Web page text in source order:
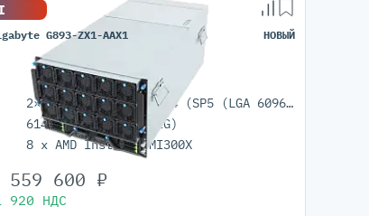
Серверы С GPU
С GPU NVIDIA
С GPU AMD
С GPU Huawei Ascend
С 2 GPU
С 4 GPU
С 8 GPU
G893-ZX1-AAX1 НОВЫЙ
2× AMD EPYC 9005/9004 (SP5 (LGA 6096))
6144GB (DDR5 ECC REG)
8 x AMD Instinct MI300X
559 600 ₽
920 НДС